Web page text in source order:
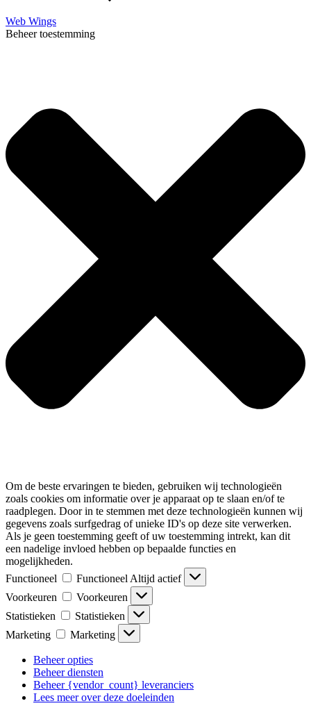
Web Wings
Beheer toestemming
Om de beste ervaringen te bieden, gebruiken wij technologieën
zoals cookies om informatie over je apparaat op te slaan en/of te
raadplegen. Door in te stemmen met deze technologieën kunnen wij
gegevens zoals surfgedrag of unieke ID's op deze site verwerken.
Als je geen toestemming geeft of uw toestemming intrekt, kan dit
een nadelige invloed hebben op bepaalde functies en
mogelijkheden.
Functioneel
Functioneel Altijd actief
Voorkeuren
Voorkeuren
Statistieken
Statistieken
Marketing
Marketing
Beheer opties
Beheer diensten
Beheer {vendor_count} leveranciers
Lees meer over deze doeleinden